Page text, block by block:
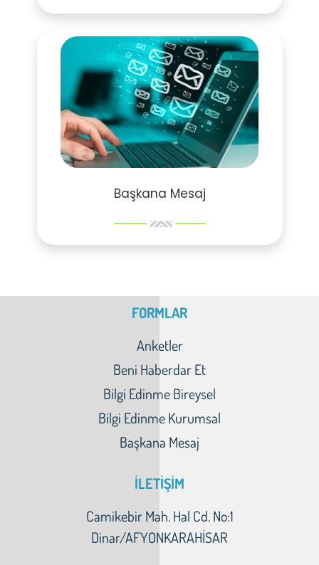
Başkana Mesaj
FORMLAR
Anketler
Beni Haberdar Et
Bilgi Edinme Bireysel
Bilgi Edinme Kurumsal
Başkana Mesaj
İLETİŞİM
Camikebir Mah. Hal Cd. No:1
Dinar/AFYONKARAHİSAR